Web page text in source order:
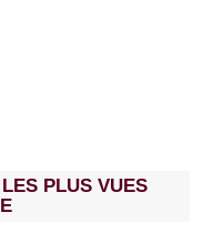
PLUS VUES